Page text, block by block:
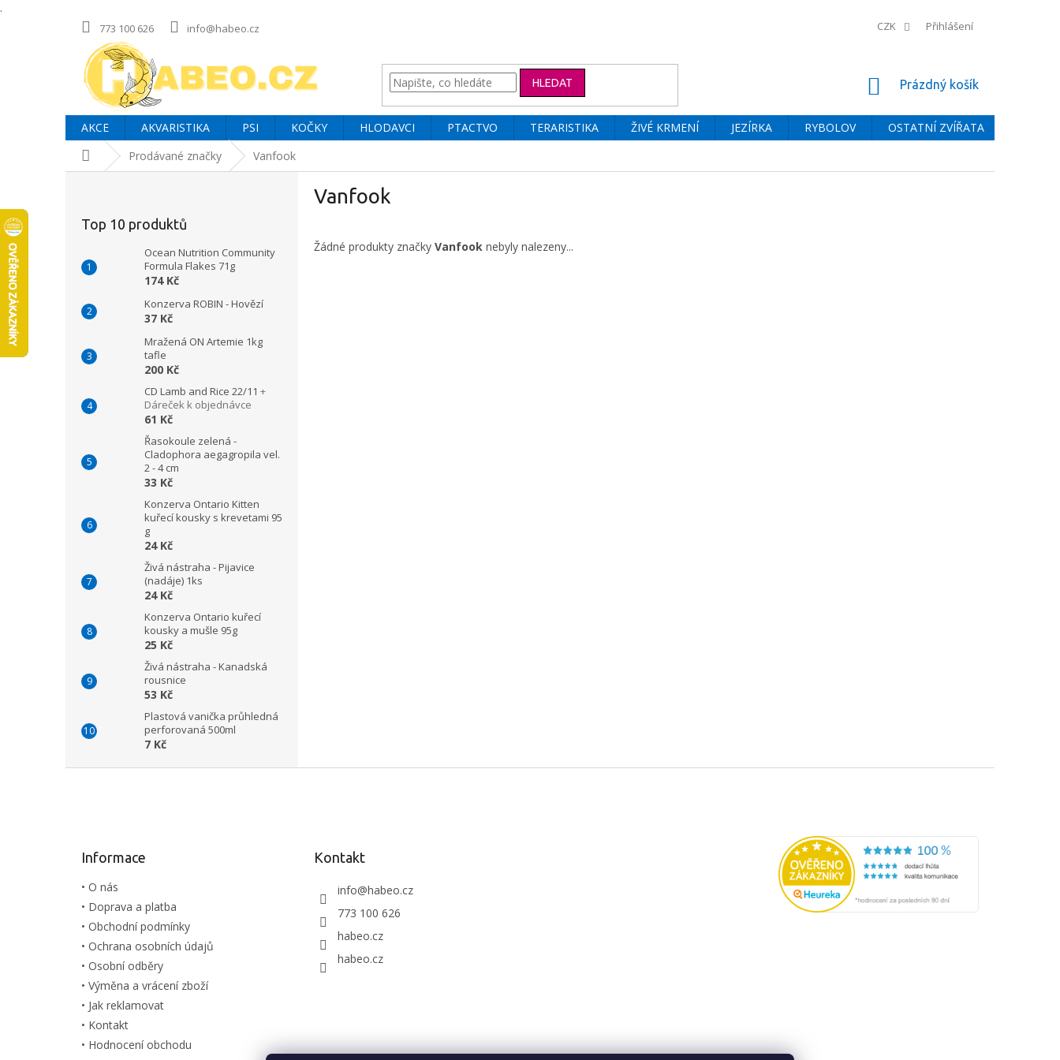
.
773 100 626 info@habeo.cz CZK Přihlášení
HLEDAT
NÁKUPNÍ
Prázdný košík
AKCE AKVARISTIKA PSI KOČKY HLODAVCI PTACTVO TERARISTIKA ŽIVÉ KRMENÍ JEZÍRKA RYBOLOV OSTATNÍ ZVÍŘATA
Domů Prodávané značky Vanfook
Top 10 produktů
Ocean Nutrition Community
Formula Flakes 71g
174 Kč
Konzerva ROBIN - Hovězí
37 Kč
Mražená ON Artemie 1kg
tafle
200 Kč
CD Lamb and Rice 22/11 +
Dáreček k objednávce
61 Kč
Řasokoule zelená -
Cladophora aegagropila vel.
2 - 4 cm
33 Kč
Konzerva Ontario Kitten
kuřecí kousky s krevetami 95
g
24 Kč
Živá nástraha - Pijavice
(nadáje) 1ks
24 Kč
Konzerva Ontario kuřecí
kousky a mušle 95g
25 Kč
Živá nástraha - Kanadská
rousnice
53 Kč
Plastová vanička průhledná
perforovaná 500ml
7 Kč
Vanfook
Žádné produkty značky Vanfook nebyly nalezeny...
Informace
• O nás
• Doprava a platba
• Obchodní podmínky
• Ochrana osobních údajů
• Osobní odběry
• Výměna a vrácení zboží
• Jak reklamovat
• Kontakt
• Hodnocení obchodu
Kontakt
info@habeo.cz
773 100 626
habeo.cz
habeo.cz